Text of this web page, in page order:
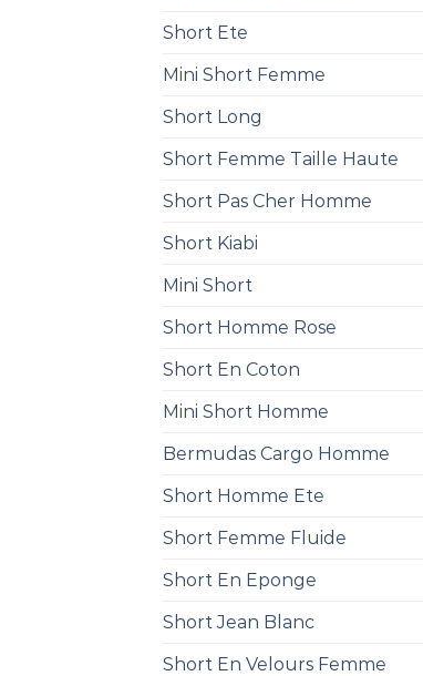
Short Ete
Mini Short Femme
Short Long
Short Femme Taille Haute
Short Pas Cher Homme
Short Kiabi
Mini Short
Short Homme Rose
Short En Coton
Mini Short Homme
Bermudas Cargo Homme
Short Homme Ete
Short Femme Fluide
Short En Eponge
Short Jean Blanc
Short En Velours Femme